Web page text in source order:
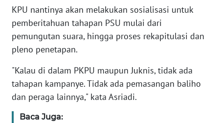
KPU nantinya akan melakukan sosialisasi untuk
pemberitahuan tahapan PSU mulai dari
pemungutan suara, hingga proses rekapitulasi dan
pleno penetapan.
"Kalau di dalam PKPU maupun Juknis, tidak ada
tahapan kampanye. Tidak ada pemasangan baliho
dan peraga lainnya," kata Asriadi.
Baca Juga:
NTT
WN
WN
PAPUA